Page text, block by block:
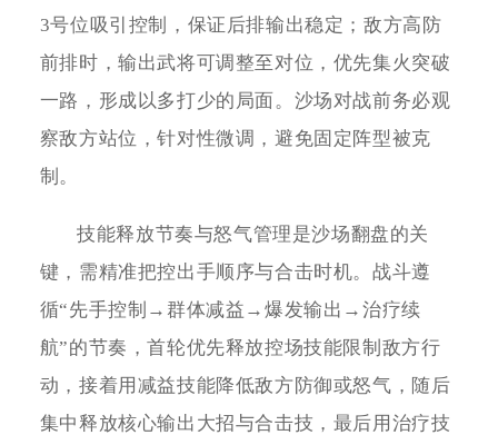
3号位吸引控制，保证后排输出稳定；敌方高防
前排时，输出武将可调整至对位，优先集火突破
一路，形成以多打少的局面。沙场对战前务必观
察敌方站位，针对性微调，避免固定阵型被克
制。
技能释放节奏与怒气管理是沙场翻盘的关
键，需精准把控出手顺序与合击时机。战斗遵
循“先手控制→群体减益→爆发输出→治疗续
航”的节奏，首轮优先释放控场技能限制敌方行
动，接着用减益技能降低敌方防御或怒气，随后
集中释放核心输出大招与合击技，最后用治疗技